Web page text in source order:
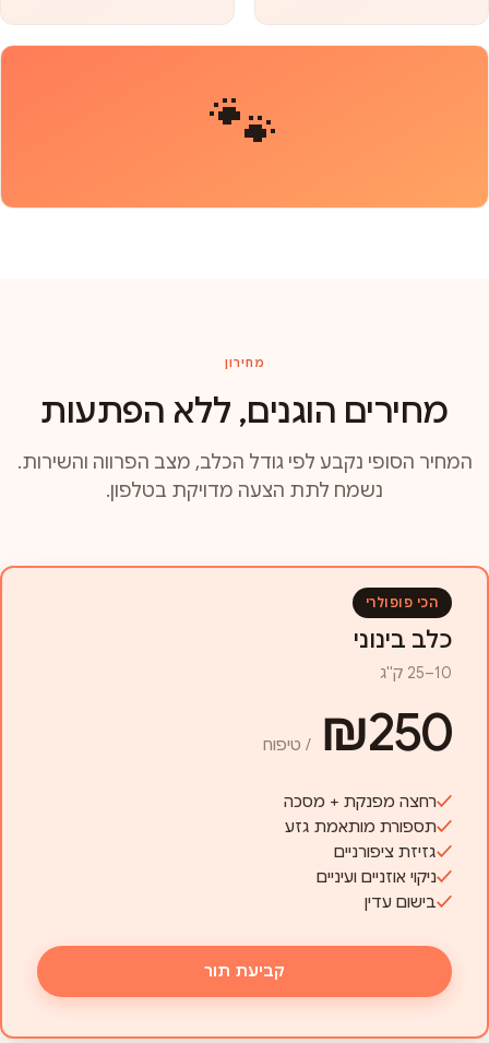
🐾
מחירון
מחירים הוגנים, ללא הפתעות
המחיר הסופי נקבע לפי גודל הכלב, מצב הפרווה והשירות.
נשמח לתת הצעה מדויקת בטלפון.
הכי פופולרי
כלב בינוני
10–25 ק"ג
₪250 / טיפוח
רחצה מפנקת + מסכה
תספורת מותאמת גזע
גזיזת ציפורניים
ניקוי אוזניים ועיניים
בישום עדין
קביעת תור